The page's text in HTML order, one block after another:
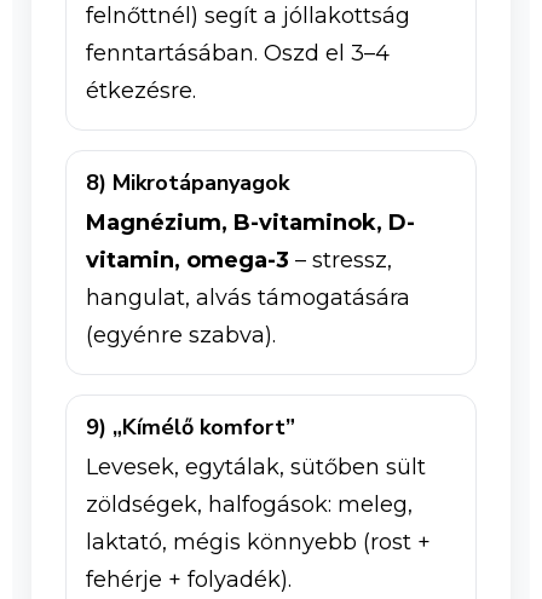
felnőttnél) segít a jóllakottság
fenntartásában. Oszd el 3–4
étkezésre.
8) Mikrotápanyagok
Magnézium, B-vitaminok, D-
vitamin, omega-3 – stressz,
hangulat, alvás támogatására
(egyénre szabva).
9) „Kímélő komfort”
Levesek, egytálak, sütőben sült
zöldségek, halfogások: meleg,
laktató, mégis könnyebb (rost +
fehérje + folyadék).